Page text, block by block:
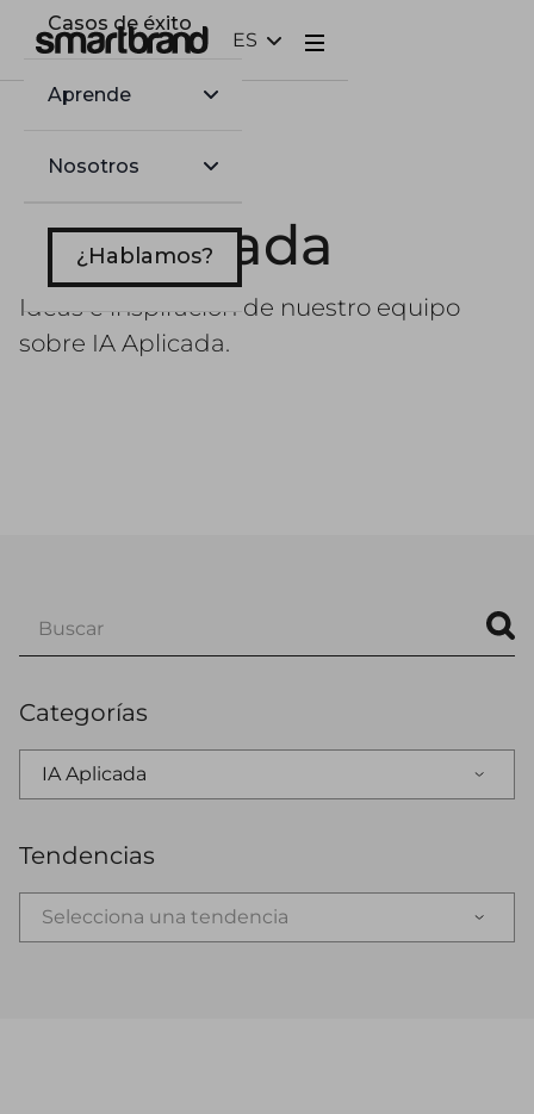
Casos de éxito
Aprende
Nosotros
¿Hablamos?
ES
IA Aplicada
Ideas e inspiración de nuestro equipo
sobre IA Aplicada.
Categorías
IA Aplicada
Tendencias
Selecciona una tendencia